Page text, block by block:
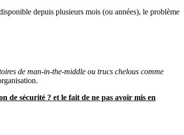
depuis plusieurs mois (ou années), le problème
de man-in-the-middle ou trucs chelous comme
de sécurité ? et le fait de ne pas avoir mis en